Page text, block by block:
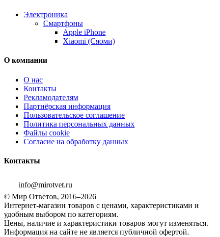
Электроника
Смартфоны
Apple iPhone
Xiaomi (Сяоми)
О компании
О нас
Контакты
Рекламодателям
Партнёрская информация
Пользовательское соглашение
Политика персональных данных
Файлы cookie
Согласие на обработку данных
Контакты
info@mirotvet.ru
© Мир Ответов, 2016–2026
Интернет-магазин товаров с ценами, характеристиками и
удобным выбором по категориям.
Цены, наличие и характеристики товаров могут изменяться.
Информация на сайте не является публичной офертой.